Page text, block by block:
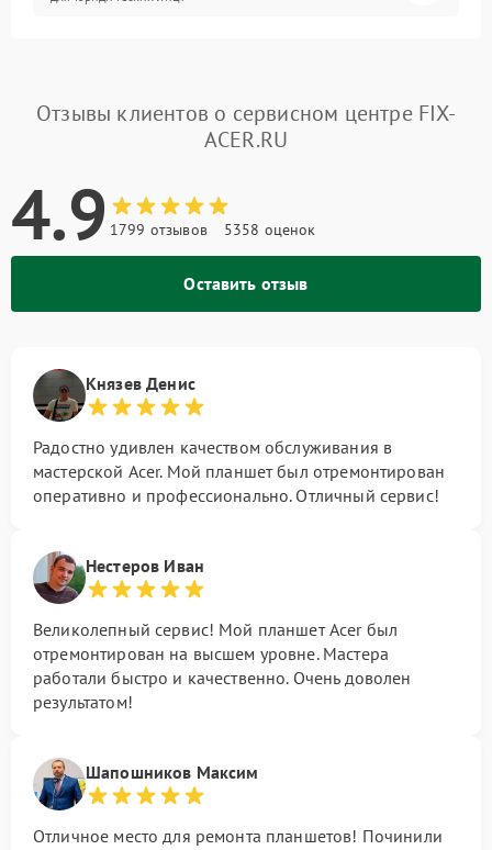
Отзывы клиентов о сервисном центре FIX-
ACER.RU
4.9 1799 отзывов 5358 оценок
Оставить отзыв
Князев Денис
Радостно удивлен качеством обслуживания в
мастерской Acer. Мой планшет был отремонтирован
оперативно и профессионально. Отличный сервис!
Нестеров Иван
Великолепный сервис! Мой планшет Acer был
отремонтирован на высшем уровне. Мастера
работали быстро и качественно. Очень доволен
результатом!
Шапошников Максим
Отличное место для ремонта планшетов! Починили